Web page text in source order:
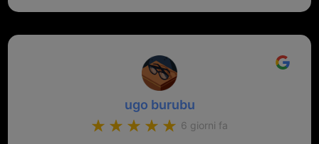
meglio ferramenta de ostia e poi il prorietario il signor
ugo burubu
6 giorni fa